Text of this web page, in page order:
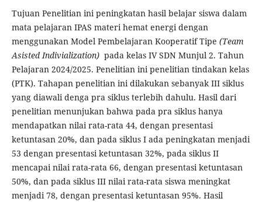
Tujuan Penelitian ini peningkatan hasil belajar siswa dalam
mata pelajaran IPAS materi hemat energi dengan
menggunakan Model Pembelajaran Kooperatif Tipe (Team
Asisted Indivialization) pada kelas IV SDN Munjul 2. Tahun
Pelajaran 2024/2025. Penelitian ini penelitian tindakan kelas
(PTK). Tahapan penelitian ini dilakukan sebanyak III siklus
yang diawali denga pra siklus terlebih dahulu. Hasil dari
penelitian menunjukan bahwa pada pra siklus hanya
mendapatkan nilai rata-rata 44, dengan presentasi
ketuntasan 20%, dan pada siklus I ada peningkatan menjadi
53 dengan presentasi ketuntasan 32%, pada siklus II
mencapai nilai rata-rata 66, dengan presentasi ketuntasan
50%, dan pada siklus III nilai rata-rata siswa meningkat
menjadi 78, dengan presentasi ketuntasan 95%. Hasil